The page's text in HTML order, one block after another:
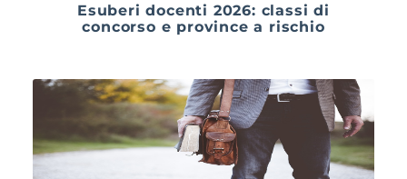
Esuberi docenti 2026: classi di
concorso e province a rischio